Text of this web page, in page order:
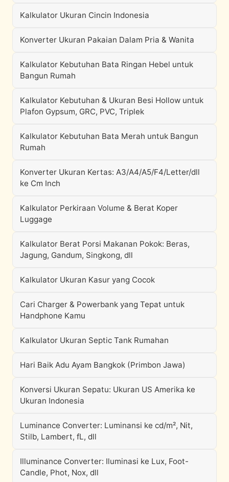
Kalkulator Ukuran Cincin Indonesia
Konverter Ukuran Pakaian Dalam Pria & Wanita
Kalkulator Kebutuhan Bata Ringan Hebel untuk
Bangun Rumah
Kalkulator Kebutuhan & Ukuran Besi Hollow untuk
Plafon Gypsum, GRC, PVC, Triplek
Kalkulator Kebutuhan Bata Merah untuk Bangun
Rumah
Konverter Ukuran Kertas: A3/A4/A5/F4/Letter/dll
ke Cm Inch
Kalkulator Perkiraan Volume & Berat Koper
Luggage
Kalkulator Berat Porsi Makanan Pokok: Beras,
Jagung, Gandum, Singkong, dll
Kalkulator Ukuran Kasur yang Cocok
Cari Charger & Powerbank yang Tepat untuk
Handphone Kamu
Kalkulator Ukuran Septic Tank Rumahan
Hari Baik Adu Ayam Bangkok (Primbon Jawa)
Konversi Ukuran Sepatu: Ukuran US Amerika ke
Ukuran Indonesia
Luminance Converter: Luminansi ke cd/m², Nit,
Stilb, Lambert, fL, dll
Illuminance Converter: Iluminasi ke Lux, Foot-
Candle, Phot, Nox, dll